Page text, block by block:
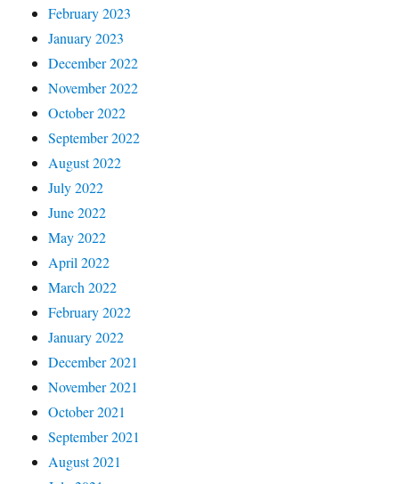
February 2023
January 2023
December 2022
November 2022
October 2022
September 2022
August 2022
July 2022
June 2022
May 2022
April 2022
March 2022
February 2022
January 2022
December 2021
November 2021
October 2021
September 2021
August 2021